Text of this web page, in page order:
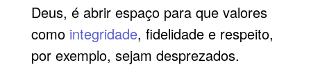
Deus, é abrir espaço para que valores
como integridade, fidelidade e respeito,
por exemplo, sejam desprezados.